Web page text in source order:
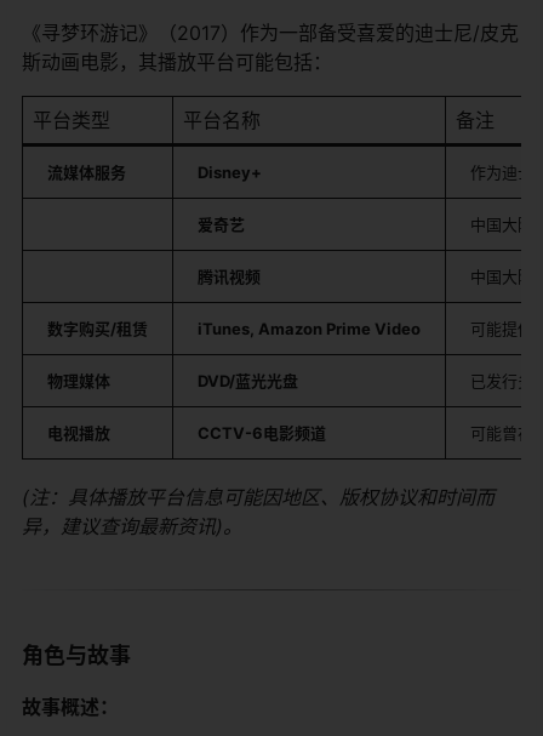
《寻梦环游记》（2017）作为一部备受喜爱的迪士尼/皮克
斯动画电影，其播放平台可能包括：
平台类型 平台名称 备注
​流媒体服务​ ​Disney+​ 作为迪士
​爱奇艺​ 中国大陆
​腾讯视频​ 中国大陆
​数字购买/租赁​ ​iTunes, Amazon Prime Video​ 可能提供
​物理媒体​ ​DVD/蓝光光盘​ 已发行多
​电视播放​ ​CCTV-6电影频道​ 可能曾在
(注：具体播放平台信息可能因地区、版权协议和时间而
异，建议查询最新资讯)。
角色与故事
​故事概述：​